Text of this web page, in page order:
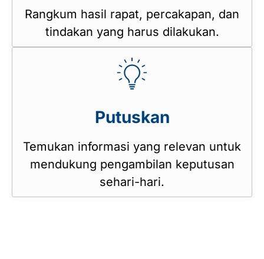
Rangkum hasil rapat, percakapan, dan
tindakan yang harus dilakukan.
Putuskan
Temukan informasi yang relevan untuk
mendukung pengambilan keputusan
sehari-hari.